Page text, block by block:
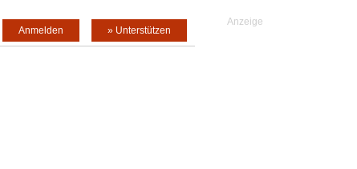
» Unterstützen
Anmelden